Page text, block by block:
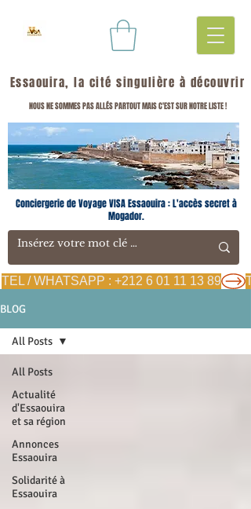
Essaouira, la cité singulière à découvrir
NOUS NE SOMMES PAS ALLÉS PARTOUT MAIS C'EST SUR NOTRE LISTE !
TEL / WHATSAPP : +212 6 01 11 13 89
Conciergerie de Voyage VISA Essaouira : L'accès secret à
Mogador.
BLOG
All Posts
Actualité
d'Essaouira
et sa région
Annonces
Essaouira
Solidarité à
Essaouira
All Posts